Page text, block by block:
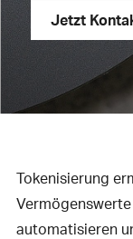
Jetzt
Tokenisierung
automatisieren